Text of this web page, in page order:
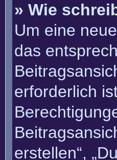
» Wie
Um eine
das
erforderlich
erstellen“,